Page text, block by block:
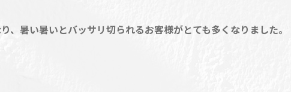
、暑い暑いとバッサリ切られるお客様がとても多くなりました。